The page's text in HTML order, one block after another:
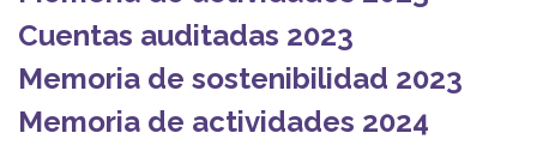
Cuentas auditadas 2023
Memoria de sostenibilidad 2023
Memoria de actividades 2024